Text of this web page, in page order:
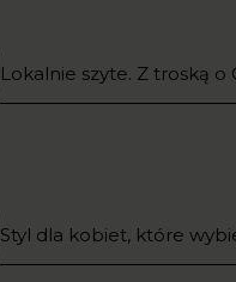
Lokalnie szyte. Z troską o
Styl dla kobiet, które